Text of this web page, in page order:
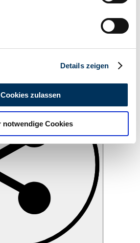
(Fingerprinting) identifizieren
wie Ihre persönlichen Daten
geben wir Informationen zu Ihrer
Website an unsere Partner für
und Analysen weiter. Unsere
Informationen möglicherweise mit
die Sie ihnen bereitgestellt
Rahmen Ihrer Nutzung der Dienste
Details zeigen
Cookies zulassen
notwendige Cookies